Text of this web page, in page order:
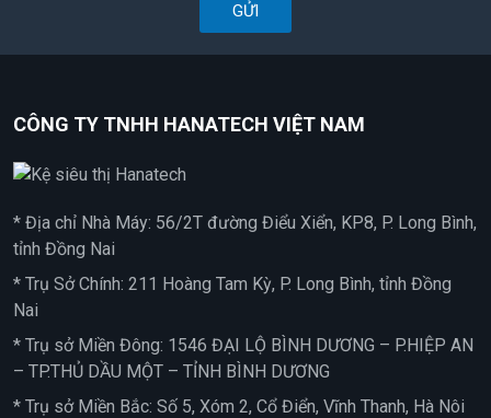
GỬI
CÔNG TY TNHH HANATECH VIỆT NAM
* Địa chỉ Nhà Máy: 56/2T đường Điểu Xiển, KP8, P. Long Bình,
tỉnh Đồng Nai
* Trụ Sở Chính: 211 Hoàng Tam Kỳ, P. Long Bình, tỉnh Đồng
Nai
* Trụ sở Miền Đông: 1546 ĐẠI LỘ BÌNH DƯƠNG – P.HIỆP AN
– TP.THỦ DẦU MỘT – TỈNH BÌNH DƯƠNG
* Trụ sở Miền Bắc: Số 5, Xóm 2, Cổ Điển, Vĩnh Thanh, Hà Nôi